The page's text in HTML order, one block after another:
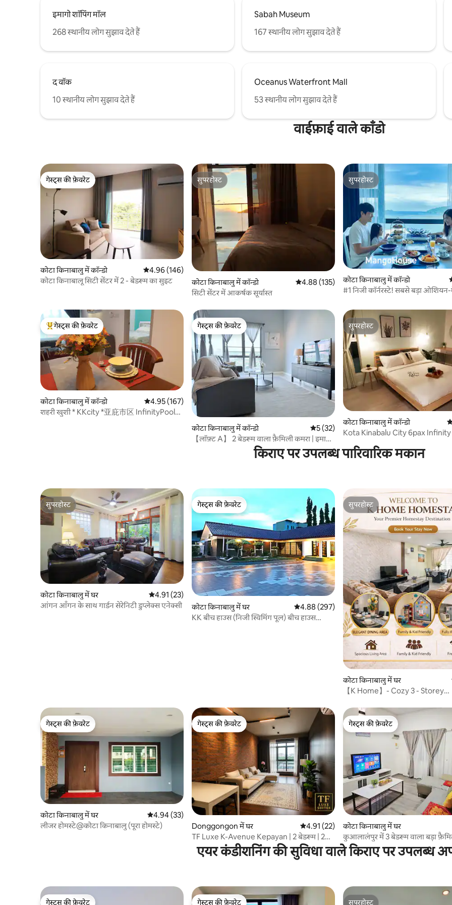
से समय बिताने की योजना बना रहे हों, लॉफ़्ट सी व्यू
करें और समुद्र के साथ एक अविस्मरणीय यात्रा शुरू
इमागो शॉपिंग मॉल
268 स्थानीय लोग सुझाव देते हैं
Sabah Museum
167 स्थानीय लोग सुझाव देते हैं
द वॉक
10 स्थानीय लोग सुझाव देते हैं
Oceanus Waterfront Mall
53 स्थानीय लोग सुझाव देते हैं
वाईफ़ाई वाले काँडो
गेस्ट्स की फ़ेवरेट
गेस्ट्स की फ़ेवरेट
कोटा किनाबालु में कॉन्डो औसत रेटिंग 5 में से 4.96, 146 समीक्षाएँ
4.96 (146)
कोटा किनाबालू सिटी सेंटर में 2 - बेडरूम का सुइट
सुपरहोस्ट
सुपरहोस्ट
कोटा किनाबालु में कॉन्डो औसत रेटिंग 5 में से 4.88, 135 समीक्षाएँ
4.88 (135)
सिटी सेंटर में आकर्षक सूर्यास्त
सुपरहोस्ट
सुपरहोस्ट
कोटा किनाबालु में कॉन्डो
#1 निजी कॉर्नरस्टे! सबसे बड़ा ओशियन-
गेस्ट्स का टॉप फ़ेवरेट
गेस्ट्स की फ़ेवरेट
कोटा किनाबालु में कॉन्डो औसत रेटिंग 5 में से 4.95, 167 समीक्षाएँ
4.95 (167)
शहरी खुशी * KKcity *亚庇市区 InfinityPool温
गेस्ट्स की फ़ेवरेट
गेस्ट्स की फ़ेवरेट
कोटा किनाबालु में कॉन्डो औसत रेटिंग 5 में से 5, 32 समीक्षाएँ
5 (32)
【लॉफ़्ट A】 2 बेडरूम वाला फ़ैमिली कमरा | इमागो
सुपरहोस्ट
सुपरहोस्ट
कोटा किनाबालु में कॉन्डो
Kota Kinabalu City 6pax Infinity
किराए पर उपलब्ध पारिवारिक मकान
सुपरहोस्ट
सुपरहोस्ट
कोटा किनाबालु में घर औसत रेटिंग 5 में से 4.91, 23 समीक्षाएँ
4.91 (23)
आंगन आँगन के साथ गार्डन सेरेनिटी डुप्लेक्स एनेक्सी
गेस्ट्स की फ़ेवरेट
गेस्ट्स की फ़ेवरेट
कोटा किनाबालु में घर औसत रेटिंग 5 में से 4.88, 297 समीक्षाएँ
4.88 (297)
KK बीच हाउस (निजी स्विमिंग पूल) बीच हाउस
सुपरहोस्ट
सुपरहोस्ट
कोटा किनाबालु में घर
【K Home】- Cozy 3 - Storey
गेस्ट्स की फ़ेवरेट
गेस्ट्स की फ़ेवरेट
कोटा किनाबालु में घर औसत रेटिंग 5 में से 4.94, 33 समीक्षाएँ
4.94 (33)
लीजर होमस्टे@कोटा किनाबालु (पूरा होमस्टे)
गेस्ट्स की फ़ेवरेट
गेस्ट्स की फ़ेवरेट
Donggongon में घर औसत रेटिंग 5 में से 4.91, 22 समीक्षाएँ
4.91 (22)
TF Luxe K-Avenue Kepayan | 2 बेडरूम | 2
कार पार्क
गेस्ट्स की फ़ेवरेट
गेस्ट्स की फ़ेवरेट
कोटा किनाबालु में घर
कुआलालंपुर में 3 बेडरूम वाला बड़ा
एयर कंडीशनिंग की सुविधा वाले किराए पर उपलब्ध
गेस्ट्स की फ़ेवरेट गेस्ट्स की फ़ेवरेट सुपरहोस्ट